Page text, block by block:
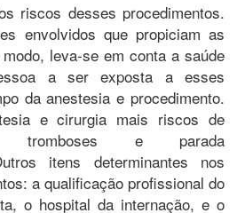
riscos desses procedimentos.
envolvidos que propiciam as
leva-se em conta a saúde
a ser exposta a esses
da anestesia e procedimento.
e cirurgia mais riscos de
tromboses e parada
itens determinantes nos
a qualificação profissional do
o hospital da internação, e o